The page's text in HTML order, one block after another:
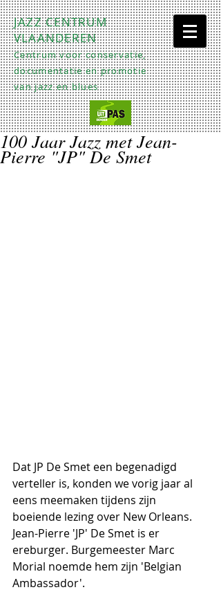
JAZZ CENTRUM
VLAANDEREN
Centrum voor conservatie,
documentatie en promotie
van jazz en blues
100 Jaar Jazz met Jean-
Pierre "JP" De Smet
Dat JP De Smet een begenadigd
verteller is, konden we vorig jaar al
eens meemaken tijdens zijn
boeiende lezing over New Orleans.
Jean-Pierre 'JP' De Smet is er
ereburger. Burgemeester Marc
Morial noemde hem zijn 'Belgian
Ambassador'.